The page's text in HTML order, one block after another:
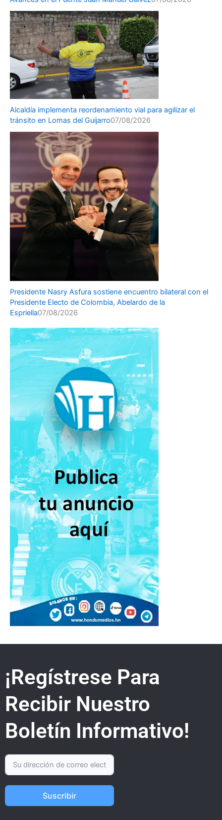
Alcaldía implementa reordenamiento vial para agilizar el
tránsito en Lomas del Guijarro07/08/2026
Presidente Nasry Asfura sostiene encuentro bilateral con el
Presidente Electo de Colombia, Abelardo de la
Espriella07/08/2026
¡Regístrese Para
Recibir Nuestro
Boletín Informativo!
Suscribir